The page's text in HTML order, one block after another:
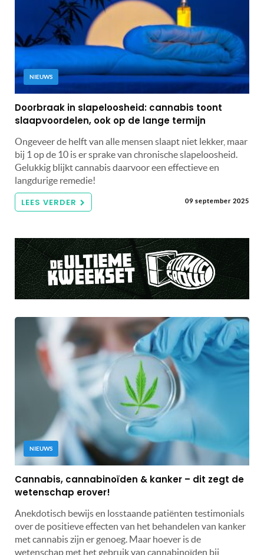
NIEUWS
Doorbraak in slapeloosheid: cannabis toont
slaapvoordelen, ook op de lange termijn
Ongeveer de helft van alle mensen slaapt niet lekker, maar
bij 1 op de 10 is er sprake van chronische slapeloosheid.
Gelukkig blijkt cannabis daarvoor een effectieve en
langdurige remedie!
LEES VERDER 09 september 2025
NIEUWS
Cannabis, cannabinoïden & kanker – dit zegt de
wetenschap erover!
Anekdotisch bewijs en losstaande patiënten testimonials
over de positieve effecten van het behandelen van kanker
met cannabis zijn er genoeg. Maar hoever is de
wetenschap met het gebruik van cannabinoïden bij